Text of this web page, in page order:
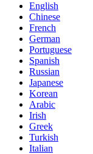
English
Chinese
French
German
Portuguese
Spanish
Russian
Japanese
Korean
Arabic
Irish
Greek
Turkish
Italian